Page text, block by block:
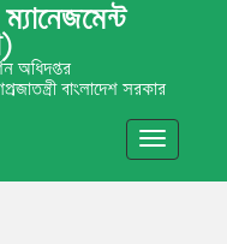
অধিদপ্তর
বাংলাদেশ সরকার
Toggle